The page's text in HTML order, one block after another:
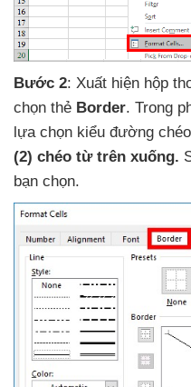
Bước 2: Xuất hiện hộp
chọn thẻ Border. Trong
lựa chọn kiểu đường
(2) chéo từ trên xuống.
bạn chọn.